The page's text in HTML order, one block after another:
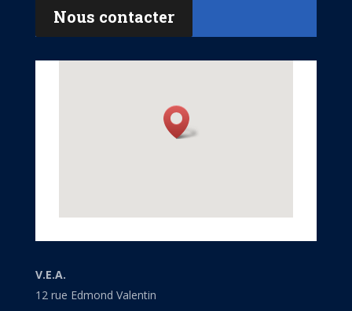
Nous contacter
V.E.A.
12 rue Edmond Valentin